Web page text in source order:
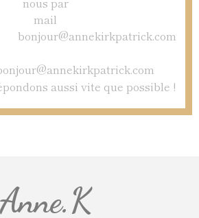
aussi vite que possible !
Anne.K